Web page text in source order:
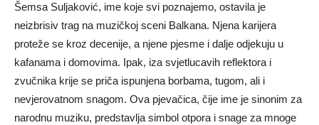
Šemsa Suljaković, ime koje svi poznajemo, ostavila je
neizbrisiv trag na muzičkoj sceni Balkana. Njena karijera
proteže se kroz decenije, a njene pjesme i dalje odjekuju u
kafanama i domovima. Ipak, iza svjetlucavih reflektora i
zvučnika krije se priča ispunjena borbama, tugom, ali i
nevjerovatnom snagom. Ova pjevačica, čije ime je sinonim za
narodnu muziku, predstavlja simbol otpora i snage za mnoge